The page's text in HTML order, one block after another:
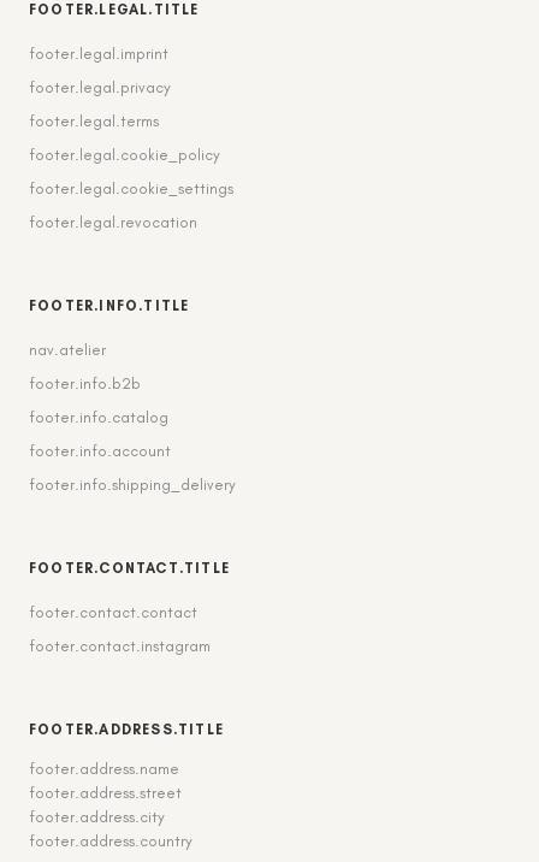
FOOTER.LEGAL.TITLE
footer.legal.imprint
footer.legal.privacy
footer.legal.terms
footer.legal.cookie_policy
footer.legal.cookie_settings
footer.legal.revocation
FOOTER.INFO.TITLE
nav.atelier
footer.info.b2b
footer.info.catalog
footer.info.account
footer.info.shipping_delivery
FOOTER.CONTACT.TITLE
footer.contact.contact
footer.contact.instagram
FOOTER.ADDRESS.TITLE
footer.address.name
footer.address.street
footer.address.city
footer.address.country